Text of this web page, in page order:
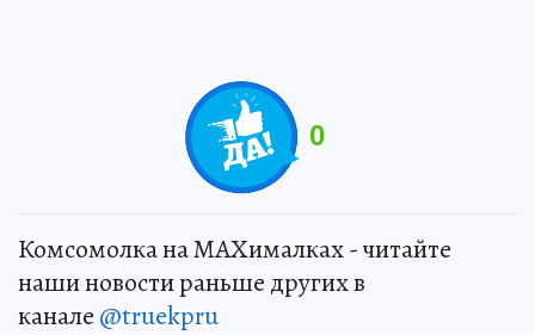
0
Комсомолка на MAXималках - читайте
наши новости раньше других в
канале @truekpru